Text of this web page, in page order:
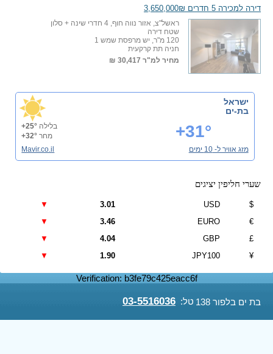
בת ים בלפור 138 טל: 03-5516036
דירה למכירה 5 חדרים 3,650,000₪
ראשל"צ, אזור נווה חוף, 4 חדרי שינה + סלון
שטח דירה
120 מ"ר, יש מרפסת שמש 1
חניה תת קרקעית
מחיר למ"ר 30,417 ₪
ישראל
בת-ים
+31° בלילה +25°
מחר +32°
מזג אוויר ל- 10 ימים
Mavir.co.il
שערי חליפין יציגים
$
USD
3.01
▼
€
EURO
3.46
▼
£
GBP
4.04
▼
¥
JPY100
1.90
▼
Verification: b3fe79c425eacc6f